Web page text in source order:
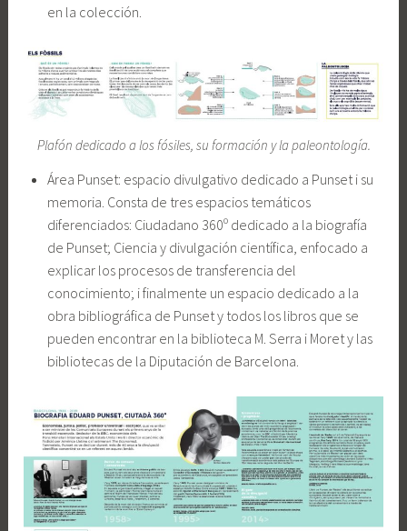
en la colección.
Plafón dedicado a los fósiles, su formación y la paleontología.
Área Punset: espacio divulgativo dedicado a Punset i su
memoria. Consta de tres espacios temáticos
diferenciados: Ciudadano 360º dedicado a la biografía
de Punset; Ciencia y divulgación científica, enfocado a
explicar los procesos de transferencia del
conocimiento; i finalmente un espacio dedicado a la
obra bibliográfica de Punset y todos los libros que se
pueden encontrar en la biblioteca M. Serra i Moret y las
bibliotecas de la Diputación de Barcelona.